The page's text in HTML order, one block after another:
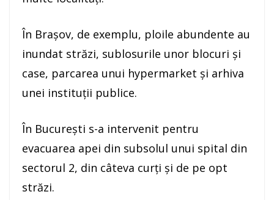
În Braşov, de exemplu, ploile abundente au
inundat străzi, sublosurile unor blocuri şi
case, parcarea unui hypermarket şi arhiva
unei instituţii publice.
În Bucureşti s-a intervenit pentru
evacuarea apei din subsolul unui spital din
sectorul 2, din câteva curţi şi de pe opt
străzi.